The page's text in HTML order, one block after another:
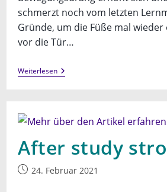
schmerzt noch vom letzten
Gründe, um die Füße mal
vor die Tür…
WeiterlesenWalk
And
After study
Beitrag24. Februar 2021